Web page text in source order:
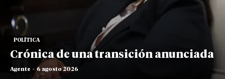
POLÍTICA
Crónica de una transición anunciada
Agente - 6 agosto 2026